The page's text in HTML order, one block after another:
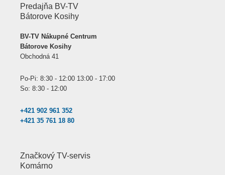
Predajňa BV-TV
Bátorove Kosihy
BV-TV Nákupné Centrum
Bátorove Kosihy
Obchodná 41
Po-Pi: 8:30 - 12:00 13:00 - 17:00
So: 8:30 - 12:00
+421 902 961 352
+421 35 761 18 80
Značkový TV-servis
Komárno